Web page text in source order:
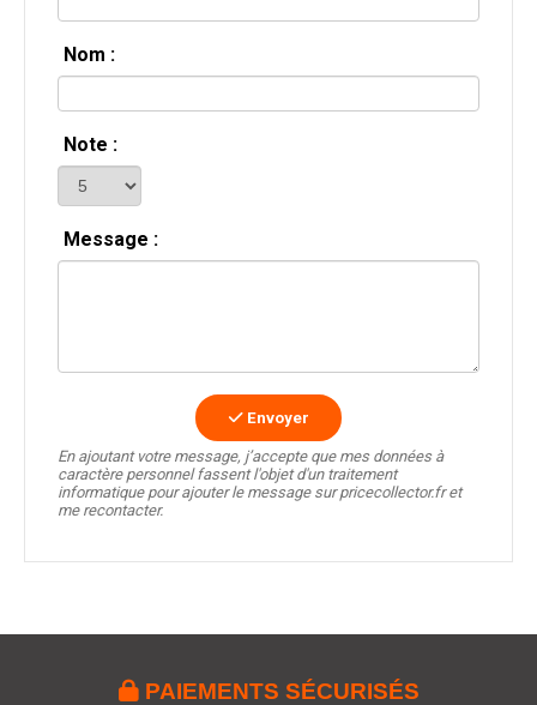
Nom :
Note :
Message :
Envoyer
En ajoutant votre message, j’accepte que mes données à
caractère personnel fassent l'objet d'un traitement
informatique pour ajouter le message sur pricecollector.fr et
me recontacter.
 PAIEMENTS SÉCURISÉS